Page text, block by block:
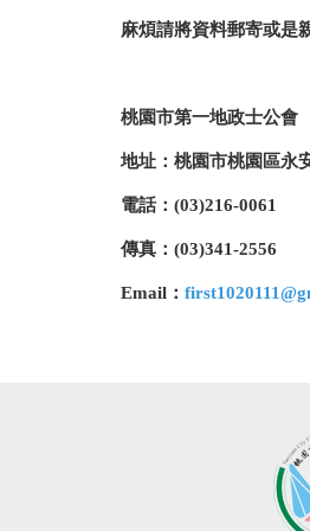
麻煩請將資料郵寄或是
桃園市第一地政士公會
地址：桃園市桃園區永
電話：(03)216-0061
傳真：(03)341-2556
Email ： first1020111@